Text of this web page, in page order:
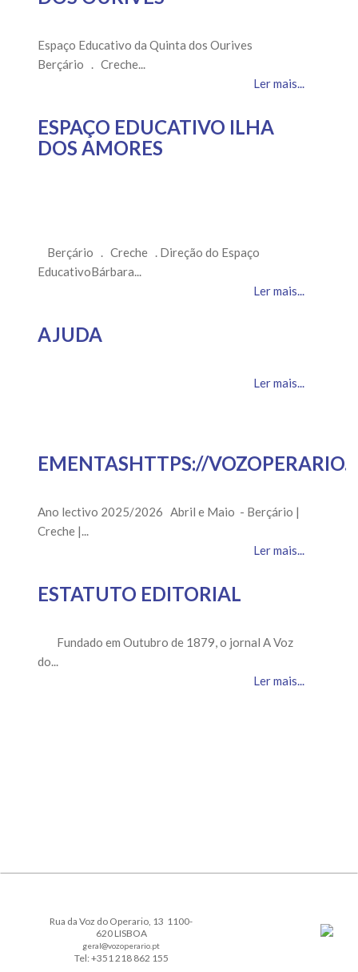
Espaço Educativo da Quinta dos Ourives
Berçário . Creche...
Ler mais...
ESPAÇO EDUCATIVO ILHA
DOS AMORES
Berçário . Creche . Direção do Espaço
EducativoBárbara...
Ler mais...
AJUDA
Ler mais...
EMENTASHTTPS://
Ano lectivo 2025/2026 Abril e Maio - Berçário |
Creche |...
Ler mais...
ESTATUTO EDITORIAL
Fundado em Outubro de 1879, o jornal A Voz
do...
Ler mais...
Rua da Voz do Operario, 13 1100-
620 LISBOA
geral@vozoperario.pt
Tel: +351 218 862 155